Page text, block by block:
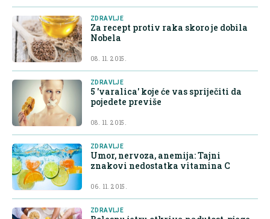
ZDRAVLJE
Za recept protiv raka skoro je dobila
Nobela
08. 11. 2015.
ZDRAVLJE
5 'varalica' koje će vas spriječiti da
pojedete previše
08. 11. 2015.
ZDRAVLJE
Umor, nervoza, anemija: Tajni
znakovi nedostatka vitamina C
06. 11. 2015.
ZDRAVLJE